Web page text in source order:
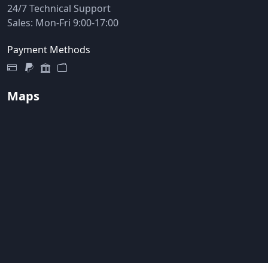
24/7 Technical Support
Sales: Mon-Fri 9:00-17:00
Payment Methods
Maps